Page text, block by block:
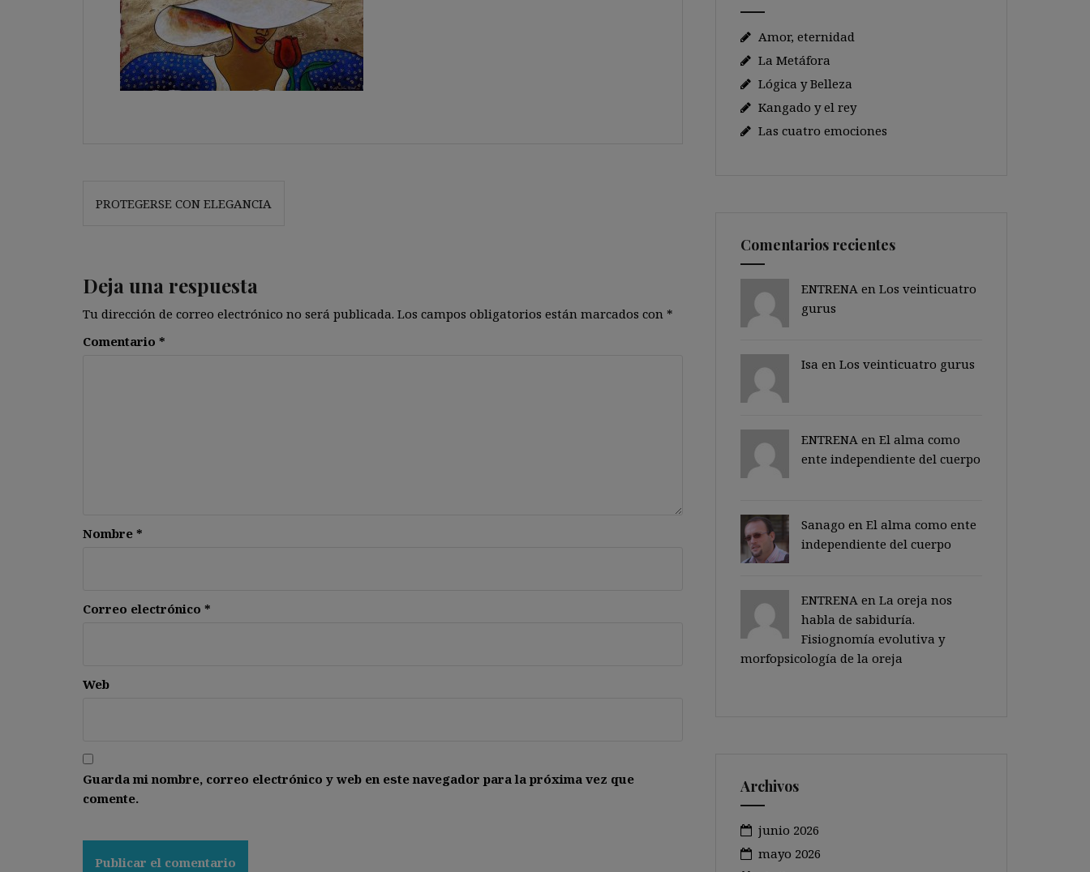
Navegación
PROTEGERSE CON ELEGANCIA
Deja una respuesta
Tu dirección de correo electrónico no será publicada. Los campos obligatorios están marcados con *
Comentario *
Nombre *
Correo electrónico *
Web
Guarda mi nombre, correo electrónico y web en este navegador para la próxima vez que
comente.
Amor, eternidad
La Metáfora
Lógica y Belleza
Kangado y el rey
Las cuatro emociones
Comentarios recientes
ENTRENA en Los veinticuatro
gurus
Isa en Los veinticuatro gurus
ENTRENA en El alma como
ente independiente del cuerpo
Sanago en El alma como ente
independiente del cuerpo
ENTRENA en La oreja nos
habla de sabiduría.
Fisiognomía evolutiva y
morfopsicología de la oreja
Archivos
junio 2026
mayo 2026